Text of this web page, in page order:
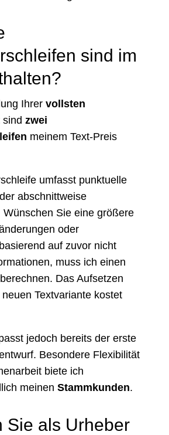
sind im
Ihrer vollsten
sind zwei
meinem Text-Preis
umfasst punktuelle
abschnittweise
Wünschen Sie eine größere
oder
auf zuvor nicht
muss ich einen
Das Aufsetzen
Textvariante kostet
jedoch bereits der erste
Besondere Flexibilität
biete ich
meinen Stammkunden.
Sie als Urheber